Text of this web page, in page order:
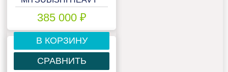
385 000 ₽
В КОРЗИНУ
СРАВНИТЬ